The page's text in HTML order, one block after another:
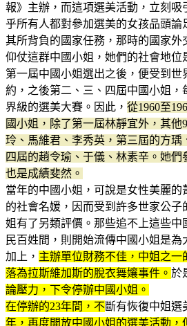
報》主辦，而這項選美活動，立刻吸
乎所有人都對參加選美的女孩品頭論
其所背負的國家任務，那時的國家外
仰仗這群中國小姐，她們的社會地位
第一屆中國小姐選出之後，便受到世
約，之後第二、三、四屆中國小姐，
界級的選美大賽。因此， 從1960至
國小姐，除了第一屆林靜宜外，其他
玲、馬維君、李秀英，第三屆的方瑀
四屆的趙令瑜、于儀、林素辛。她們
也是成績斐然。
當年的中國小姐，可說是女性美麗的
的社會名媛，因而受到許多世家公
姐有了另類評價。那些追不上這些中
民百姓間，則開始流傳中國小姐是
加上， 主辦單位財務不佳，中姐之
落為拉斯維加斯的脫衣舞孃事件。 於
論壓力，下令停辦中國小姐。
在停辦的23年間，不斷有恢復中姐選
年，再度開放中國小姐的選美活動，